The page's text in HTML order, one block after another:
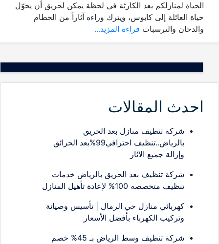
الحياة لمنازلكم بعد الكارثة في لحظة يمكن لحريق أن يحوّل
حياة العائلة إلى كابوس، ويترك وراءه آثاراً من الحطام
والدخان والترسبات قراءة المزيد...
احدث المقالات
شركة تنظيف منازل بعد الحريق
بالرياض..تنظيف احترافي99%بعد الحرائق
وإزالة جميع الآثار
شركة تنظيف بعد الحريق بالرياض خدمات
تنظيف متخصصه 100% لإعادة تأهيل المنازل
كهربائي منازل حي الرمال | تأسيس وصيانة
وتركيب الكهرباء بأفضل الأسعار
شركة تنظيف وسط الرياض بـ 45% خصم